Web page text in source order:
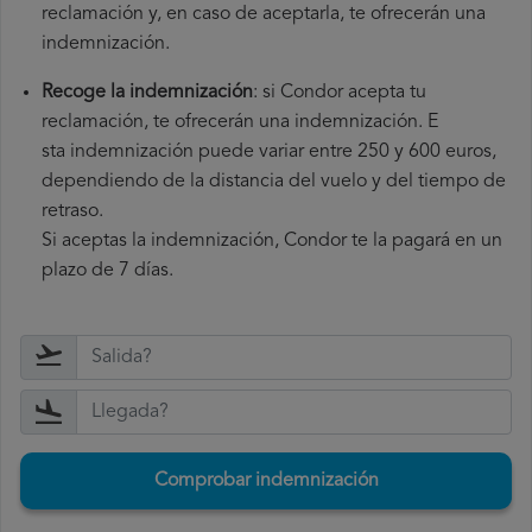
reclamación y, en caso de aceptarla, te ofrecerán una
indemnización.
Recoge la indemnización: si Condor acepta tu
reclamación, te ofrecerán una indemnización. E
sta indemnización puede variar entre 250 y 600 euros,
dependiendo de la distancia del vuelo y del tiempo de
retraso.
Si aceptas la indemnización, Condor te la pagará en un
plazo de 7 días.
Comprobar indemnización